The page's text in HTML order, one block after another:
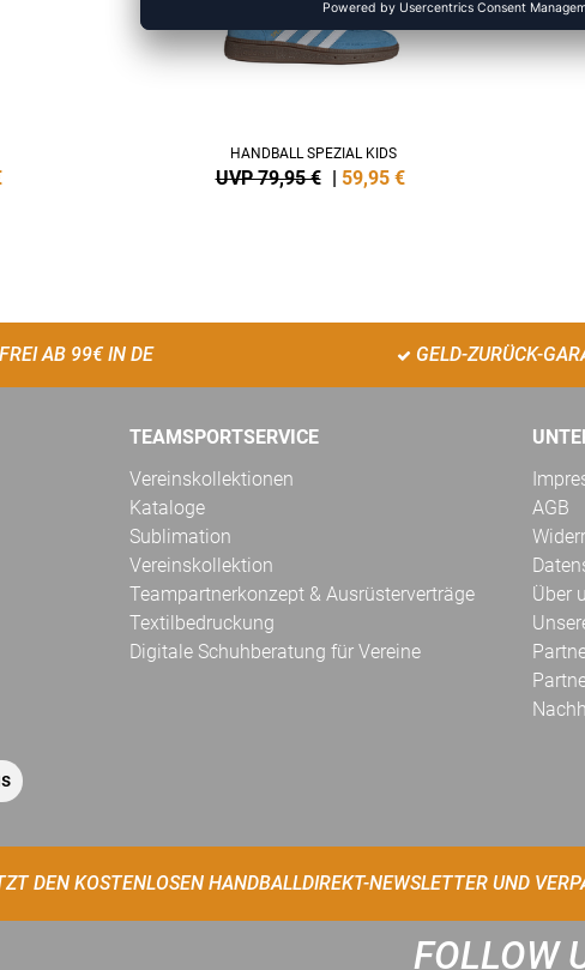
HANDBALL SPEZIAL KIDS
UVP 79,95 € | 59,95 €
AB 99€ IN DE GELD-ZURÜCK-
TEAMSPORTSERVICE
Vereinskollektionen
Kataloge
Sublimation
Vereinskollektion
Teampartnerkonzept & Ausrüsterverträge
Textilbedruckung
Digitale Schuhberatung für Vereine
AGB
Über
DEN KOSTENLOSEN HANDBALLDIREKT-NEWSLETTER UND
FOLLOW